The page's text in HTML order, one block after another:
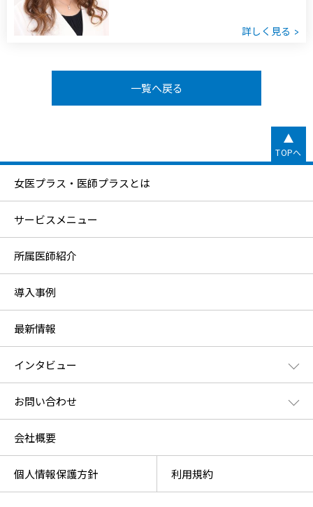
詳しく見る
一覧へ戻る
TOPへ
女医プラス・医師プラスとは
サービスメニュー
所属医師紹介
導入事例
最新情報
インタビュー
お問い合わせ
会社概要
個人情報保護方針 利用規約